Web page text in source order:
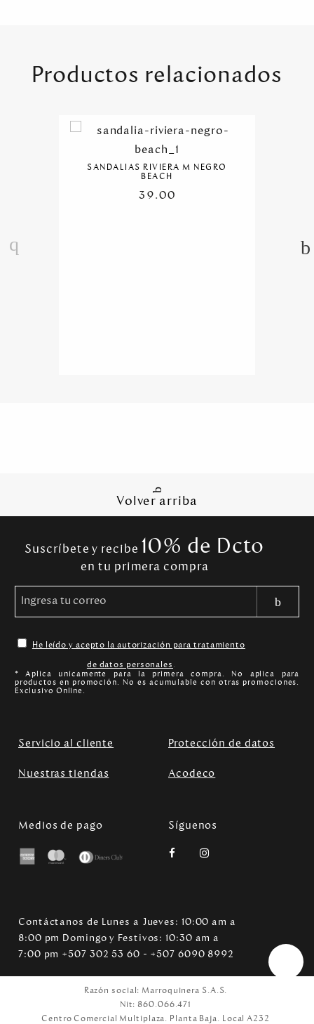
Productos relacionados
SANDALIAS RIVIERA M NEGRO
BEACH
39.00
Volver arriba
Suscríbete y recibe 10% de Dcto
en tu primera compra
He leído y acepto la autorización para tratamiento
de datos personales.
* Aplica unicamente para la primera compra. No aplica para
productos en promoción. No es acumulable con otras promociones.
Exclusivo Online.
Servicio al cliente Protección de datos
Nuestras tiendas Acodeco
Medios de pago Síguenos
Contáctanos de Lunes a Jueves: 10:00 am a
8:00 pm Domingo y Festivos: 10:30 am a
7:00 pm +507 302 53 60 - +507 6090 8992
Razón social: Marroquinera S.A.S.
Nit: 860.066.471
Centro Comercial Multiplaza. Planta Baja. Local A232